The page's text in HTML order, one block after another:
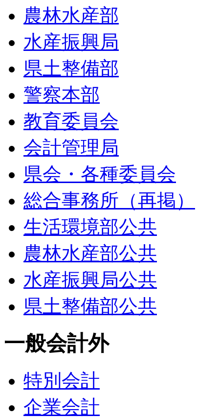
農林水産部
水産振興局
県土整備部
警察本部
教育委員会
会計管理局
県会・各種委員会
総合事務所（再掲）
生活環境部公共
農林水産部公共
水産振興局公共
県土整備部公共
一般会計外
特別会計
企業会計